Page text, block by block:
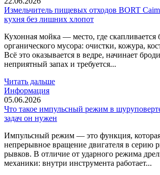
Измельчитель пищевых отходов BORT
кухня без лишних хлопот
Кухонная мойка — место, где скапливается
органического мусора: очистки, кожура,
Всё это оказывается в ведре, начинает
неприятный запах и требуется...
Читать дальше
Информация
05.06.2026
Что такое импульсный режим в
задач он нужен
Импульсный режим — это функция,
непрерывное вращение двигателя в серию
рывков. В отличие от ударного режима
механики: внутри инструмента работает...